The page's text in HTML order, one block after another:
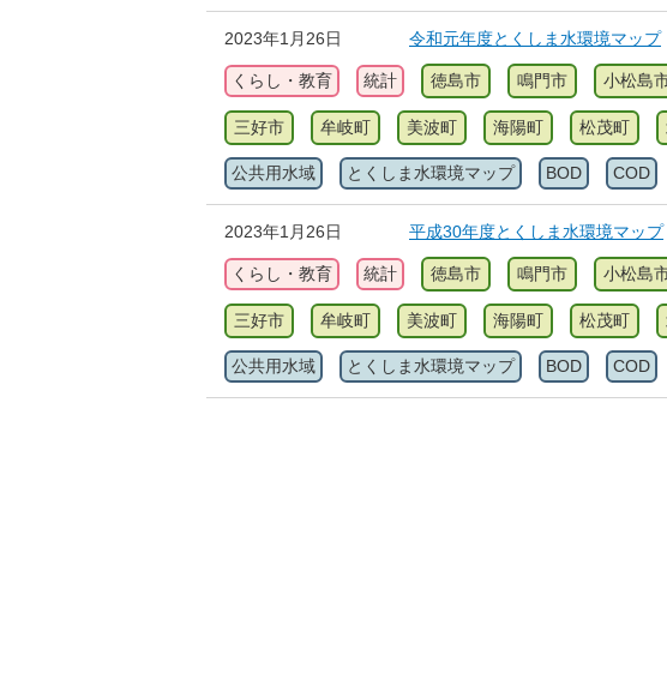
2023年1月26日 令和元年度とくしま水環境マップ
くらし・教育 統計 徳島市 鳴門市 小松島
三好市 牟岐町 美波町 海陽町 松茂町
公共用水域 とくしま水環境マップ BOD COD
2023年1月26日 平成30年度とくしま水環境マップ
くらし・教育 統計 徳島市 鳴門市 小松島
三好市 牟岐町 美波町 海陽町 松茂町
公共用水域 とくしま水環境マップ BOD COD